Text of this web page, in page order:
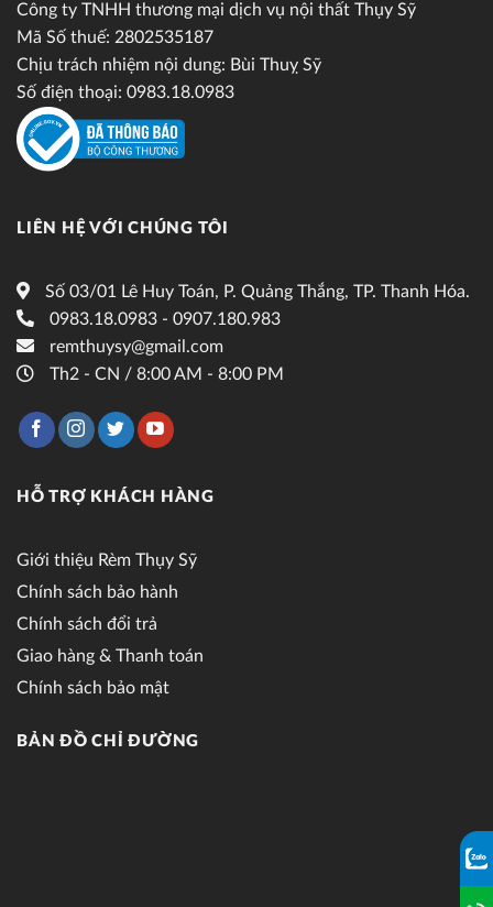
Công ty TNHH thương mại dịch vụ nội thất Thụy Sỹ
Mã Số thuế: 2802535187
Chịu trách nhiệm nội dung: Bùi Thuỵ Sỹ
Số điện thoại: 0983.18.0983
LIÊN HỆ VỚI CHÚNG TÔI
Số 03/01 Lê Huy Toán, P. Quảng Thắng, TP. Thanh Hóa.
0983.18.0983 - 0907.180.983
remthuysy@gmail.com
Th2 - CN / 8:00 AM - 8:00 PM
HỖ TRỢ KHÁCH HÀNG
Giới thiệu Rèm Thụy Sỹ
Chính sách bảo hành
Chính sách đổi trả
Giao hàng & Thanh toán
Chính sách bảo mật
BẢN ĐỒ CHỈ ĐƯỜNG